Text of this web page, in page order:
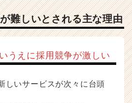
難しいとされる主な理由
うえに採用競争が激しい
しいサービスが次々に台頭